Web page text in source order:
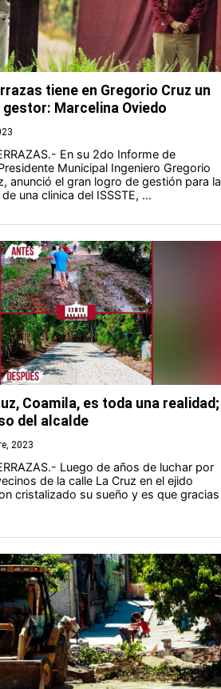
tiene en Gregorio Cruz un
Marcelina Oviedo
En su 2do Informe de
Municipal Ingeniero Gregorio
anunció el gran logro de gestión para la
una clinica del ISSSTE, ...
Coamila, es toda una realidad;
del alcalde
2023
Luego de años de luchar por
de la calle La Cruz en el ejido
cristalizado su sueño y es que gracias